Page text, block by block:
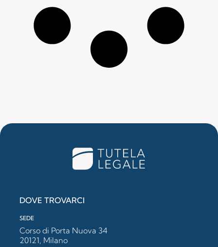
DOVE TROVARCI
SEDE
Corso di Porta Nuova 34
20121, Milano